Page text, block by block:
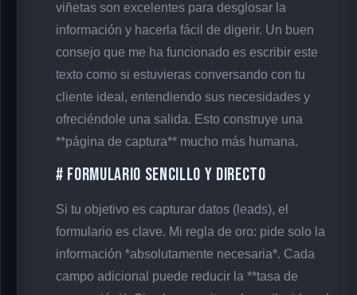
viñetas son excelentes para desglosar la
información y hacerla fácil de digerir. Un buen
consejo que me ha funcionado es escribir este
texto como si estuvieras conversando con tu
cliente ideal, entendiendo sus necesidades y
ofreciéndole una salida. Esto construye una
**página de captura** mucho más humana.
# Formulario Sencillo y Directo
Si tu objetivo es capturar datos (leads), el
formulario es clave. Mi regla de oro: pide solo la
información *absolutamente necesaria*. Cada
campo adicional puede reducir la **tasa de